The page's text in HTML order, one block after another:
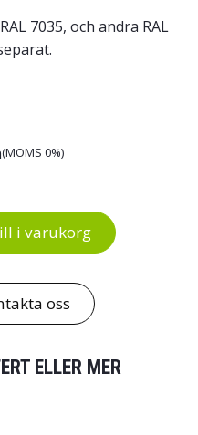
7035, och andra RAL
(MOMS 0%)
arbetsbänk mängd
i varukorg
oss
ELLER MER